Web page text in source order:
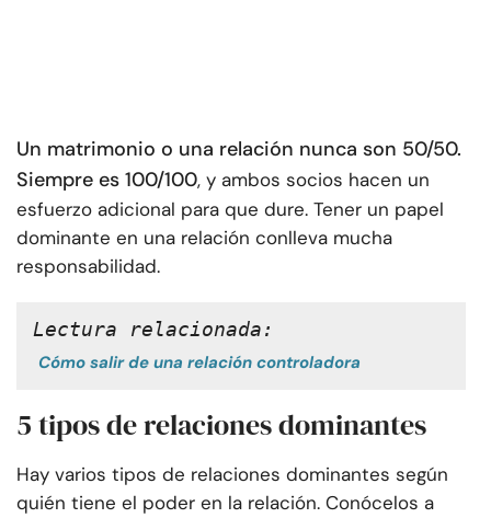
Un matrimonio o una relación nunca son 50/50.
Siempre es 100/100, y ambos socios hacen un
esfuerzo adicional para que dure. Tener un papel
dominante en una relación conlleva mucha
responsabilidad.
Lectura relacionada:
Cómo salir de una relación controladora
5 tipos de relaciones dominantes
Hay varios tipos de relaciones dominantes según
quién tiene el poder en la relación. Conócelos a